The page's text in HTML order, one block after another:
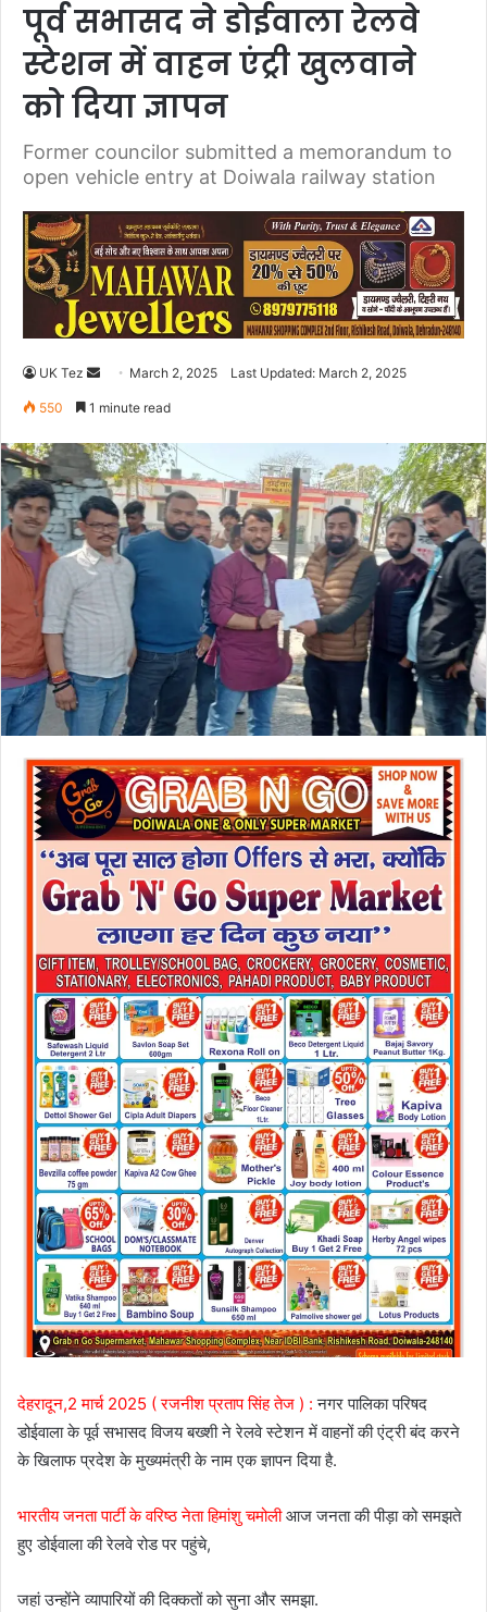
पूर्व सभासद ने डोईवाला रेलवे
स्टेशन में वाहन एंट्री खुलवाने
को दिया ज्ञापन
Former councilor submitted a memorandum to
open vehicle entry at Doiwala railway station
UK Tez
d
a
n
e
m
March 2, 2025 Last Updated: March 2, 2025
550 1 minute read
देहरादून,2 मार्च 2025 ( रजनीश प्रताप सिंह तेज ) : नगर पालिका परिषद
डोईवाला के पूर्व सभासद विजय बख्शी ने रेलवे स्टेशन में वाहनों की एंट्री बंद करने
के खिलाफ प्रदेश के मुख्यमंत्री के नाम एक ज्ञापन दिया है.
भारतीय जनता पार्टी के वरिष्ठ नेता हिमांशु चमोलीआज जनता की पीड़ा को समझते
हुए डोईवाला की रेलवे रोड पर पहुंचे,
जहां उन्होंने व्यापारियों की दिक्कतों को सुना और समझा.